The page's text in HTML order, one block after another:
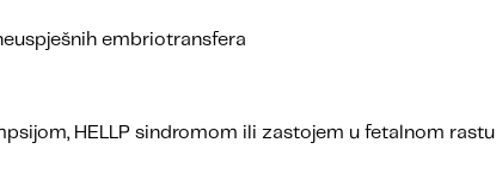
embriotransfera
HELLP sindromom ili zastojem u fetalnom rastu